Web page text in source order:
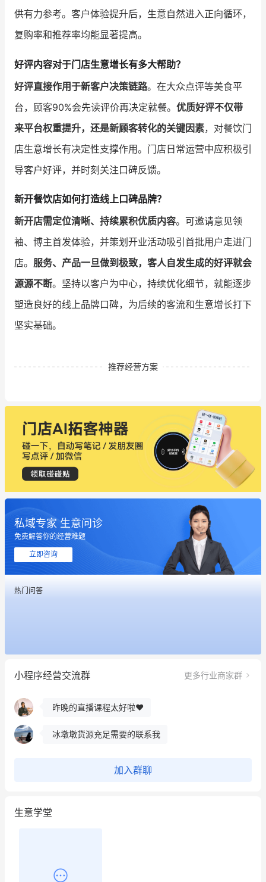
供有力参考。客户体验提升后，生意自然进入正向循环，
复购率和推荐率均能显著提高。
好评内容对于门店生意增长有多大帮助？
好评直接作用于新客户决策链路。在大众点评等美食平
台，顾客90%会先读评价再决定就餐。 优质好评不仅带
来平台权重提升，还是新顾客转化的关键因素，对餐饮门
店生意增长有决定性支撑作用。门店日常运营中应积极引
导客户好评，并时刻关注口碑反馈。
新开餐饮店如何打造线上口碑品牌？
新开店需定位清晰、持续累积优质内容。可邀请意见领
袖、博主首发体验，并策划开业活动吸引首批用户走进门
店。 服务、产品一旦做到极致，客人自发生成的好评就会
源源不断。坚持以客户为中心，持续优化细节，就能逐步
塑造良好的线上品牌口碑，为后续的客流和生意增长打下
坚实基础。
推荐经营方案
私域专家 生意问诊
免费解答你的经营难题
立即咨询
热门问答
小程序经营交流群 更多行业商家群
用有赞就能在微信、小红书同时经营了
餐饮也得靠私域和服务提高竞争力
昨晚的直播课程太好啦❤️
冰墩墩货源充足需要的联系我
加入群聊
生意学堂